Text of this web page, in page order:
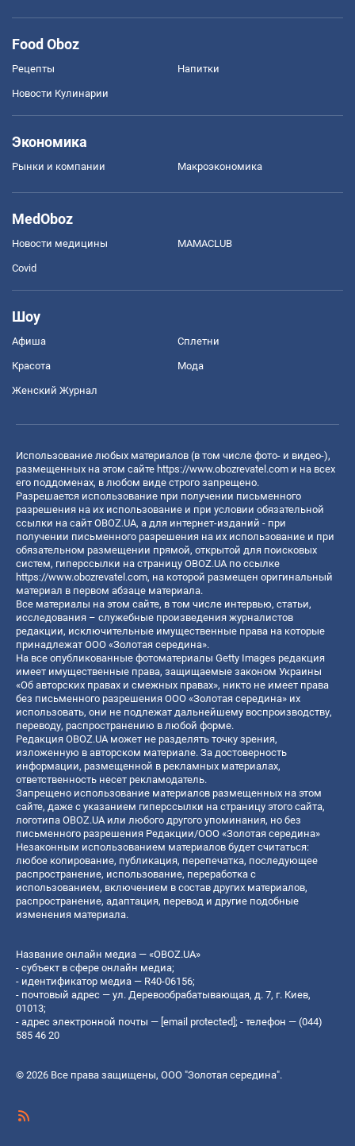
Food Oboz
Рецепты Напитки
Новости Кулинарии
Экономика
Рынки и компании Mакроэкономика
MedOboz
Новости медицины MAMACLUB
Covid
Шоу
Афиша Сплетни
Красота Мода
Женский Журнал
Использование любых материалов (в том числе фото- и видео-),
размещенных на этом сайте https://www.obozrevatel.com и на всех
его поддоменах, в любом виде строго запрещено.
Разрешается использование при получении письменного
разрешения на их использование и при условии обязательной
ссылки на сайт OBOZ.UA, а для интернет-изданий - при
получении письменного разрешения на их использование и при
обязательном размещении прямой, открытой для поисковых
систем, гиперссылки на страницу OBOZ.UA по ссылке
https://www.obozrevatel.com, на которой размещен оригинальный
материал в первом абзаце материала.
Все материалы на этом сайте, в том числе интервью, статьи,
исследования – служебные произведения журналистов
редакции, исключительные имущественные права на которые
принадлежат ООО «Золотая середина».
На все опубликованные фотоматериалы Getty Images редакция
имеет имущественные права, защищаемые законом Украины
«Об авторских правах и смежных правах», никто не имеет права
без письменного разрешения ООО «Золотая середина» их
использовать, они не подлежат дальнейшему воспроизводству,
переводу, распространению в любой форме.
Редакция OBOZ.UA может не разделять точку зрения,
изложенную в авторском материале. За достоверность
информации, размещенной в рекламных материалах,
ответственность несет рекламодатель.
Запрещено использование материалов размещенных на этом
сайте, даже с указанием гиперссылки на страницу этого сайта,
логотипа OBOZ.UA или любого другого упоминания, но без
письменного разрешения Редакции/ООО «Золотая середина»
Незаконным использованием материалов будет считаться:
любое копирование, публикация, перепечатка, последующее
распространение, использование, переработка с
использованием, включением в состав других материалов,
распространение, адаптация, перевод и другие подобные
изменения материала.
Название онлайн медиа — «OBOZ.UA»
- субъект в сфере онлайн медиа;
- идентификатор медиа — R40-06156;
- почтовый адрес — ул. Деревообрабатывающая, д. 7, г. Киев,
01013;
- адрес электронной почты — [email protected]; - телефон — (044)
585 46 20
© 2026 Все права защищены, ООО "Золотая середина".